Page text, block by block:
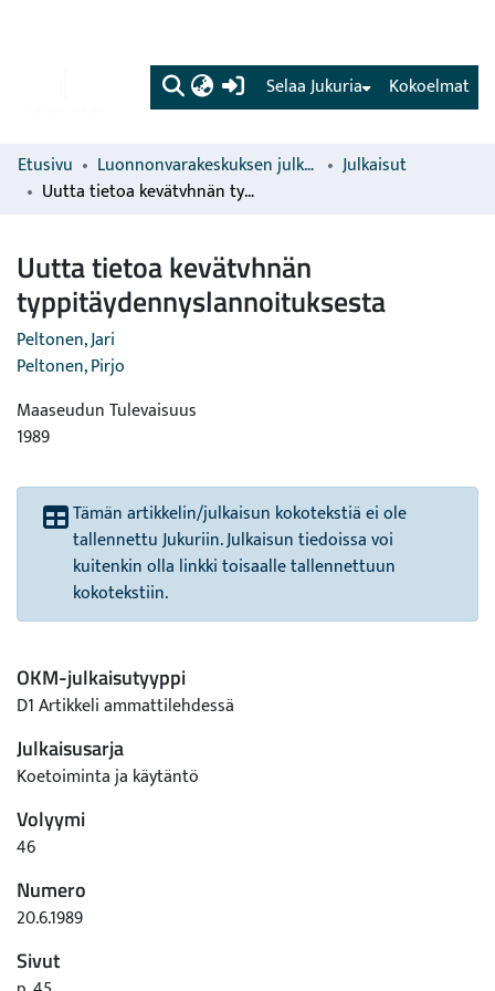
(current) Kokoelmat
Selaa Jukuria
Etusivu Luonnonvarakeskuksen julkaisut
Julkaisut
Uutta tietoa kevätvhnän typpitäydennyslannoituksesta
Uutta tietoa kevätvhnän
typpitäydennyslannoituksesta
Peltonen, Jari
Peltonen, Pirjo
Maaseudun Tulevaisuus
1989
Tämän artikkelin/julkaisun kokotekstiä ei ole
tallennettu Jukuriin. Julkaisun tiedoissa voi
kuitenkin olla linkki toisaalle tallennettuun
kokotekstiin.
OKM-julkaisutyyppi
D1 Artikkeli ammattilehdessä
Julkaisusarja
Koetoiminta ja käytäntö
Volyymi
46
Numero
20.6.1989
Sivut